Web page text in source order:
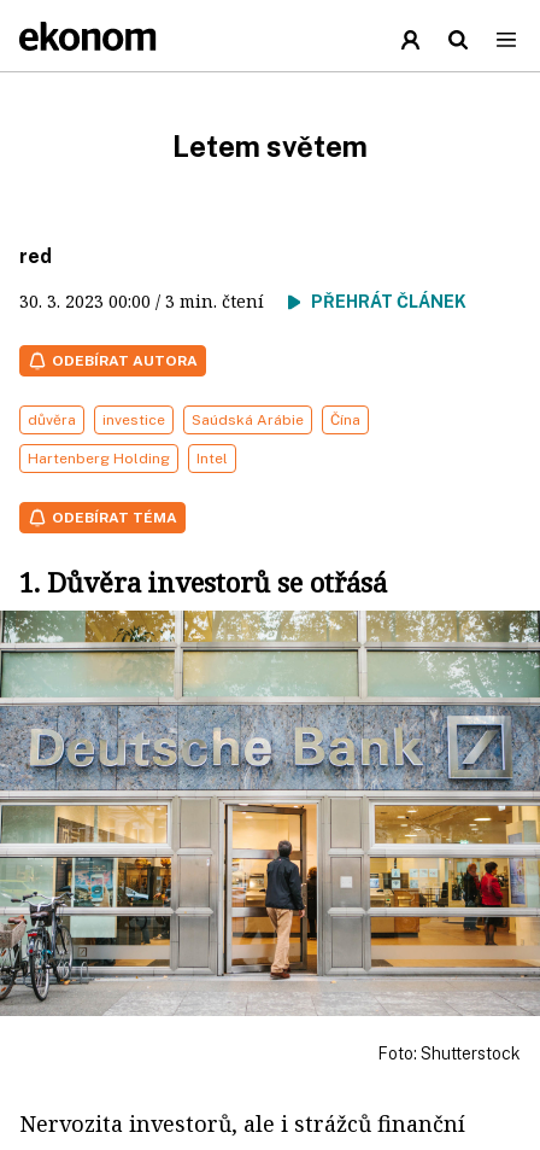
Letem světem
red
30. 3. 2023 00:00 / 3 min. čtení PŘEHRÁT ČLÁNEK
ODEBÍRAT AUTORA
důvěra investice Saúdská Arábie Čína
Hartenberg Holding Intel
ODEBÍRAT TÉMA
1. Důvěra investorů se otřásá
Foto: Shutterstock
Nervozita investorů, ale i strážců finanční